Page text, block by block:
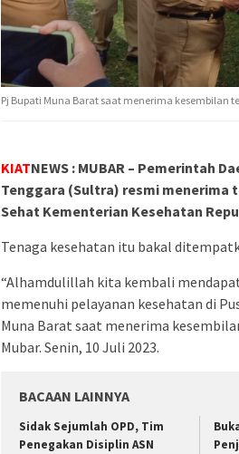
Pj Bupati Muna Barat saat menerima kesembilan
KIATNEWS : MUBAR – Pemerintah
Tenggara (Sultra) resmi menerima
Sehat Kementerian Kesehatan
Tenaga kesehatan itu bakal
“Alhamdulillah kita kembali
memenuhi pelayanan kesehatan di
Muna Barat saat menerima
Mubar. Senin, 10 Juli 2023.
BACAAN LAINNYA
Sidak Sejumlah OPD, Tim
Penegakan Disiplin ASN